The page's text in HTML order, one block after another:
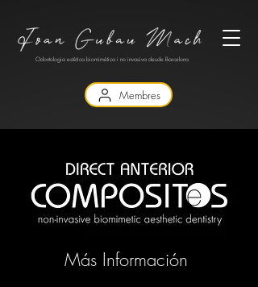
Odontologia estètica biomimètica i no invasiva desde Barcelona
Membres
Más Información